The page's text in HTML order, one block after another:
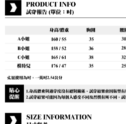
每筆NT$80，滿NT$888(含以上)免運費